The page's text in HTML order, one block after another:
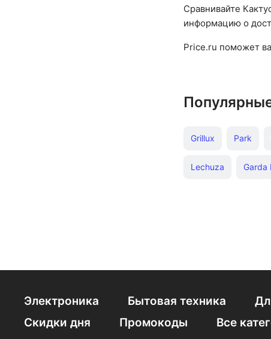
Сравнивайте
информацию о
Price.ru поможет
Grillux Park
Lechuza Garda
Электроника Бытовая техника
Скидки дня
Промокоды Все